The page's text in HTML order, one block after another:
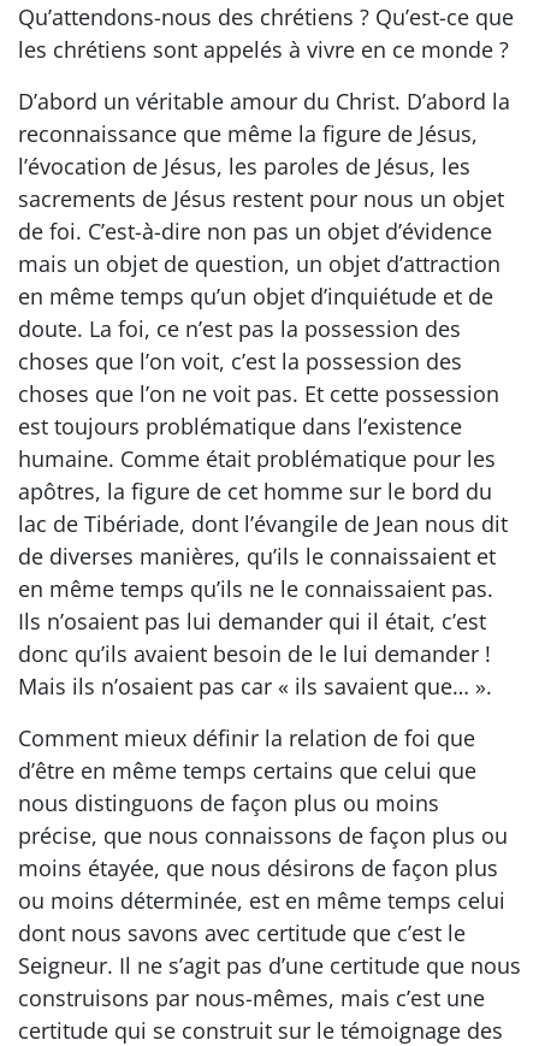
Qu’attendons-nous des chrétiens ? Qu’est-ce que
les chrétiens sont appelés à vivre en ce monde ?
D’abord un véritable amour du Christ. D’abord la
reconnaissance que même la figure de Jésus,
l’évocation de Jésus, les paroles de Jésus, les
sacrements de Jésus restent pour nous un objet
de foi. C’est-à-dire non pas un objet d’évidence
mais un objet de question, un objet d’attraction
en même temps qu’un objet d’inquiétude et de
doute. La foi, ce n’est pas la possession des
choses que l’on voit, c’est la possession des
choses que l’on ne voit pas. Et cette possession
est toujours problématique dans l’existence
humaine. Comme était problématique pour les
apôtres, la figure de cet homme sur le bord du
lac de Tibériade, dont l’évangile de Jean nous dit
de diverses manières, qu’ils le connaissaient et
en même temps qu’ils ne le connaissaient pas.
Ils n’osaient pas lui demander qui il était, c’est
donc qu’ils avaient besoin de le lui demander !
Mais ils n’osaient pas car « ils savaient que… ».
Comment mieux définir la relation de foi que
d’être en même temps certains que celui que
nous distinguons de façon plus ou moins
précise, que nous connaissons de façon plus ou
moins étayée, que nous désirons de façon plus
ou moins déterminée, est en même temps celui
dont nous savons avec certitude que c’est le
Seigneur. Il ne s’agit pas d’une certitude que nous
construisons par nous-mêmes, mais c’est une
certitude qui se construit sur le témoignage des